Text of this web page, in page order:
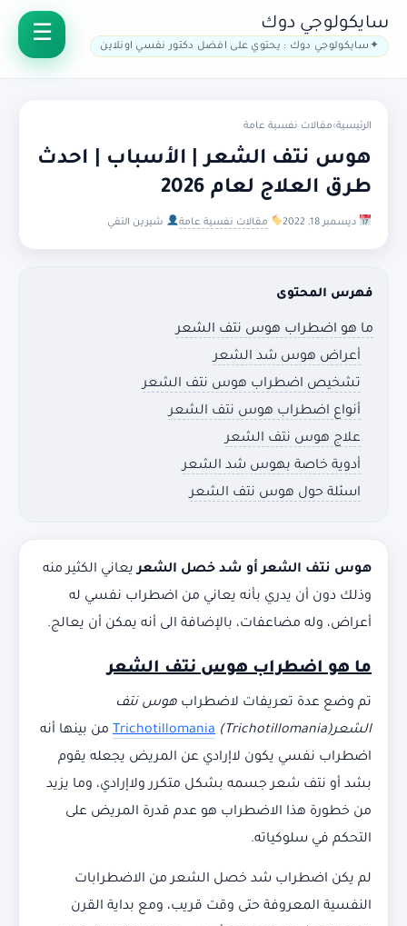
سايكولوجي دوك
سايكولوجي دوك : يحتوي على افضل دكتور نفسي اونلاين
الرئيسية›مقالات نفسية عامة
هوس نتف الشعر | الأسباب | احدث
طرق العلاج لعام 2026
ديسمبر 18, 2022 مقالات نفسية عامة شيرين التقي
فهرس المحتوى
ما هو اضطراب هوس نتف الشعر
أعراض هوس شد الشعر
تشخيص اضطراب هوس نتف الشعر
أنواع اضطراب هوس نتف الشعر
علاج هوس نتف الشعر
أدوية خاصة بهوس شد الشعر
اسئلة حول هوس نتف الشعر
هوس نتف الشعر أو شد خصل الشعريعاني الكثير منه
وذلك دون أن يدري بأنه يعاني من اضطراب نفسي له
أعراض، وله مضاعفات، بالإضافة الى أنه يمكن أن يعالج.
ما هو اضطراب هوس نتف الشعر
تم وضع عدة تعريفات لاضطراب هوس نتف
الشعر(Trichotillomania)
Trichotillomania من بينها أنه
اضطراب نفسي يكون لاإرادي عن المريض يجعله يقوم
بشد أو نتف شعر جسمه بشكل متكرر ولاإرادي، وما يزيد
من خطورة هذا الاضطراب هو عدم قدرة المريض على
التحكم في سلوكياته.
لم يكن اضطراب شد خصل الشعر من الاضطرابات
النفسية المعروفة حتى وقت قريب، ومع بداية القرن